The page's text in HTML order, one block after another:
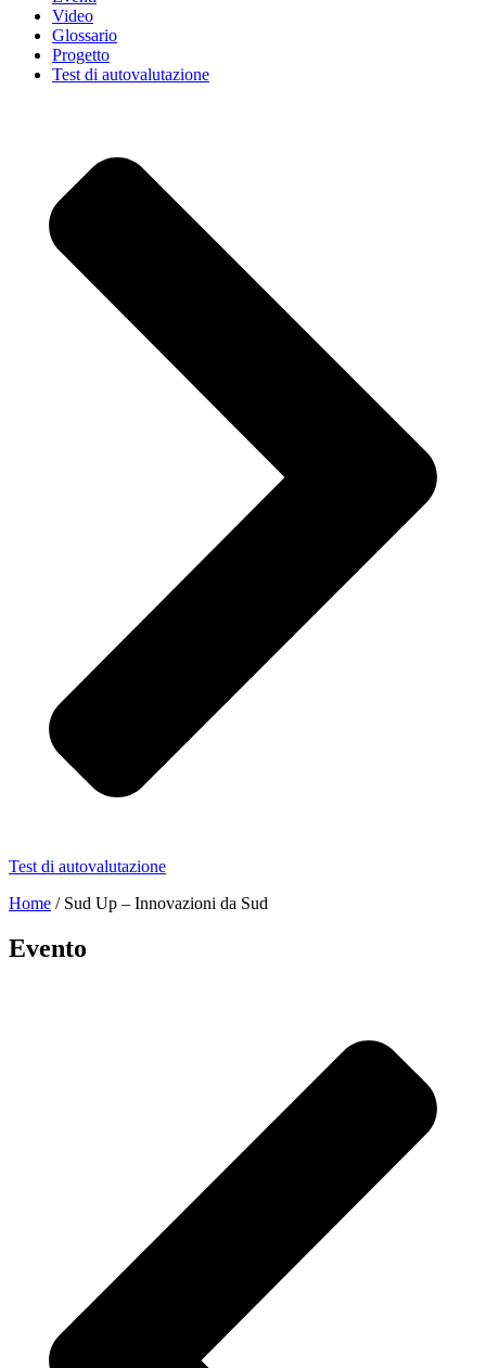
Video
Glossario
Progetto
Test di autovalutazione
Test di autovalutazione
Home / Sud Up – Innovazioni da Sud
Evento